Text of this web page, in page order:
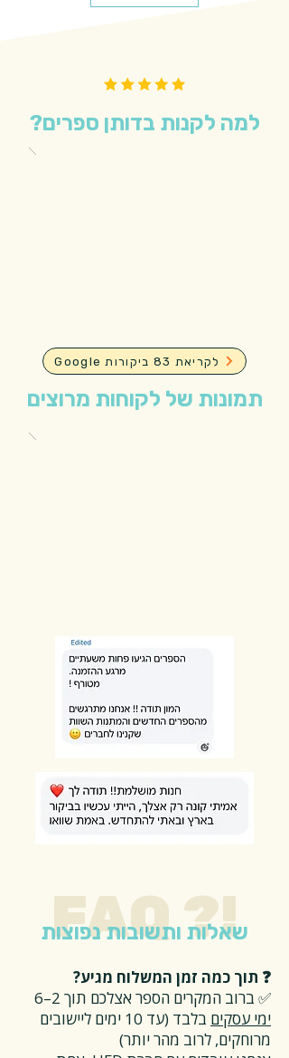
למה לקנות בדותן ספרים?
Google לקריאת 83 ביקורות
תמונות של לקוחות מרוצים
FAQ ?!
שאלות ותשובות נפוצות
❓ תוך כמה זמן המשלוח מגיע?
✅ ברוב המקרים הספר אצלכם תוך 2–6
ימי עסקים
בלבד (עד 10 ימים ליישובים
מרוחקים, לרוב מהר יותר)